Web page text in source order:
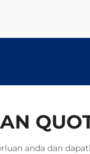
anda dan